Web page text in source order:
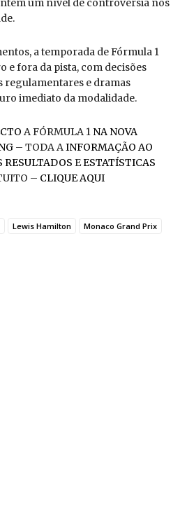
um nível de controvérsia nos
a temporada de Fórmula 1
e fora da pista, com decisões
regulamentares e dramas
imediato da modalidade.
A FÓRMULA 1 NA NOVA
– TODA AINFORMAÇÃO AO
RESULTADOS EESTATÍSTICAS
– CLIQUE AQUI
Lewis Hamilton Monaco Grand Prix